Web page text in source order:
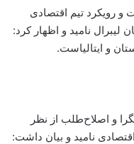
رویکرد تیم اقتصادی
لیبرال نامید و اظهار کرد:
و ایتالیاست.
و اصلاح‌طلب از نظر
نامید و بیان داشت: